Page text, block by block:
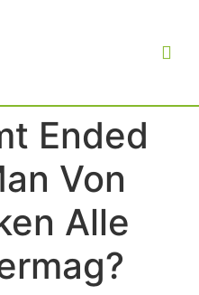
Ended
Von
Alle